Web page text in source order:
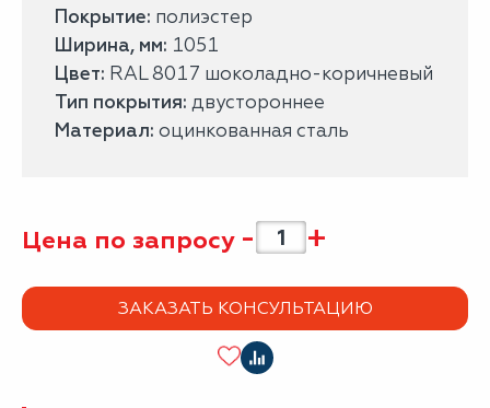
Покрытие: полиэстер
Ширина, мм: 1051
Цвет: RAL 8017 шоколадно-коричневый
Тип покрытия: двустороннее
Материал: оцинкованная сталь
Цена по запросу - +
ЗАКАЗАТЬ КОНСУЛЬТАЦИЮ